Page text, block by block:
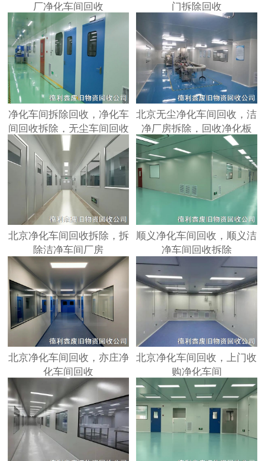
厂净化车间回收
门拆除回收
净化车间拆除回收，净化车
间回收拆除，无尘车间回收
北京无尘净化车间回收，洁
净厂房拆除，回收净化板
北京净化车间回收拆除，拆
除洁净车间厂房
顺义净化车间回收，顺义洁
净车间回收拆除
北京净化车间回收，亦庄净
化车间回收
北京净化车间回收，上门收
购净化车间